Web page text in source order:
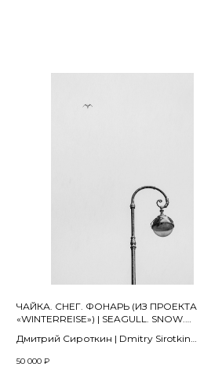
ЧАЙКА. СНЕГ. ФОНАРЬ (ИЗ ПРОЕКТА
«WINTERREISE») | SEAGULL. SNOW.
«WINTERREISE»)
Дмитрий Сироткин | Dmitry Sirotkin
50 000 ₽